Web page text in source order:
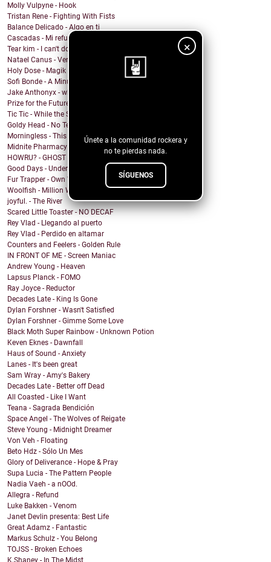
×
Únete a la comunidad rockera y
no te pierdas nada.
SÍGUENOS
Molly Vulpyne - Hook
Tristan Rene - Fighting With Fists
Balance Delicado - Algo en ti
Cascadas - Mi refugio
Tear kim - I can't do anything
Natael Canus - Versatile (2022 Remastered) (Remix ...
Holy Dose - Magik
Sofi Bonde - A Minute
Jake Anthonyx - what happened to yesterday?
Prize for the Future - Farewell
Tic Tic - While the Shadows Grow
Goldy Head - No Tengo Problema (Contigo)
Morningless - This Party
Midnite Pharmacy - Becoming
HOWRU? - GHOST
Good Days - Undertow
Fur Trapper - Own Worst Enemy
Woolfish - Million Ways
joyful. - The River
Scared Little Toaster - NO DECAF
Rey Vlad - Llegando al puerto
Rey Vlad - Perdido en altamar
Counters and Feelers - Golden Rule
IN FRONT OF ME - Screen Maniac
Andrew Young - Heaven
Lapsus Planck - FOMO
Ray Joyce - Reductor
Decades Late - King Is Gone
Dylan Forshner - Wasn't Satisfied
Dylan Forshner - Gimme Some Love
Black Moth Super Rainbow - Unknown Potion
Keven Eknes - Dawnfall
Haus of Sound - Anxiety
Lanes - It's been great
Sam Wray - Amy's Bakery
Decades Late - Better off Dead
All Coasted - Like I Want
Teana - Sagrada Bendición
Space Angel - The Wolves of Reigate
Steve Young - Midnight Dreamer
Von Veh - Floating
Beto Hdz - Sólo Un Mes
Glory of Deliverance - Hope & Pray
Supa Lucia - The Pattern People
Nadia Vaeh - a nOOd.
Allegra - Refund
Luke Bakken - Venom
Janet Devlin presenta: Best Life
Great Adamz - Fantastic
Markus Schulz - You Belong
TOJSS - Broken Echoes
K.Shaney - In The Midst